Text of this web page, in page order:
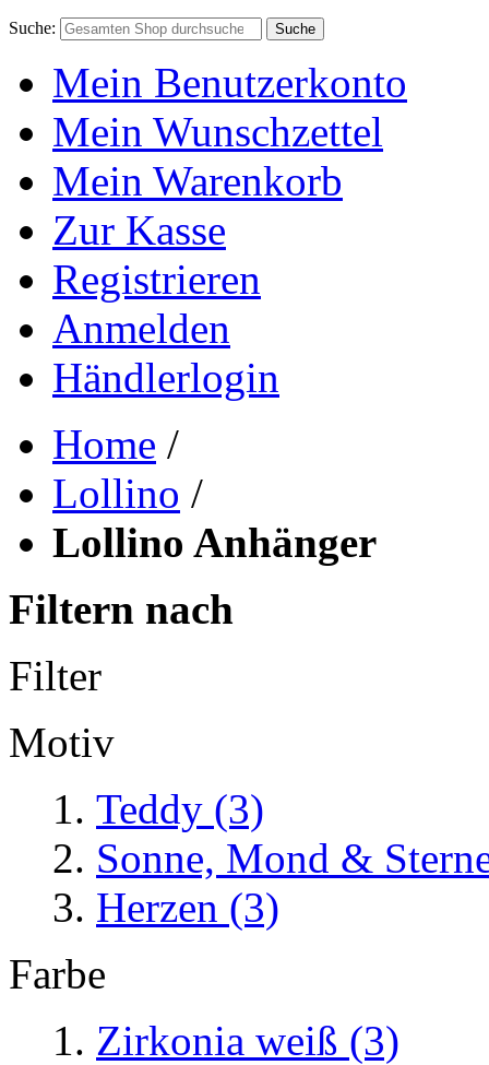
Suche: Suche
Mein Benutzerkonto
Mein Wunschzettel
Mein Warenkorb
Zur Kasse
Registrieren
Anmelden
Händlerlogin
Home /
Lollino /
Lollino Anhänger
Filtern nach
Filter
Motiv
Teddy (3)
Sonne, Mond &
Herzen (3)
Farbe
Zirkonia weiß (3)